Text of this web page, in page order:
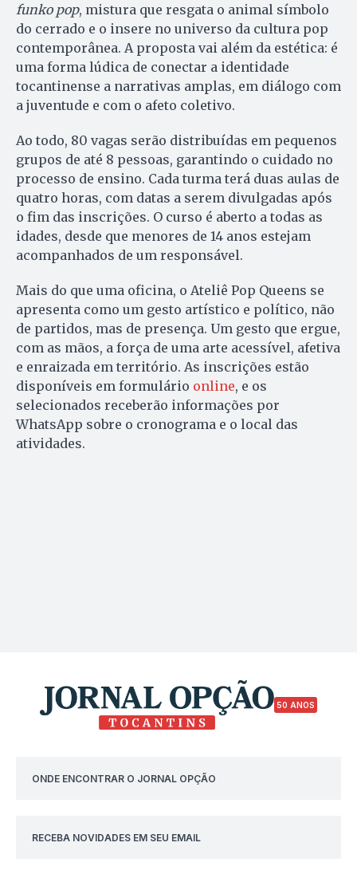
funko pop, mistura que resgata o animal símbolo
do cerrado e o insere no universo da cultura pop
contemporânea. A proposta vai além da estética: é
uma forma lúdica de conectar a identidade
tocantinense a narrativas amplas, em diálogo com
a juventude e com o afeto coletivo.
Ao todo, 80 vagas serão distribuídas em pequenos
grupos de até 8 pessoas, garantindo o cuidado no
processo de ensino. Cada turma terá duas aulas de
quatro horas, com datas a serem divulgadas após
o fim das inscrições. O curso é aberto a todas as
idades, desde que menores de 14 anos estejam
acompanhados de um responsável.
Mais do que uma oficina, o Ateliê Pop Queens se
apresenta como um gesto artístico e político, não
de partidos, mas de presença. Um gesto que ergue,
com as mãos, a força de uma arte acessível, afetiva
e enraizada em território. As inscrições estão
disponíveis em formulário online, e os
selecionados receberão informações por
WhatsApp sobre o cronograma e o local das
atividades.
50 ANOS
ONDE ENCONTRAR O JORNAL OPÇÃO
RECEBA NOVIDADES EM SEU EMAIL